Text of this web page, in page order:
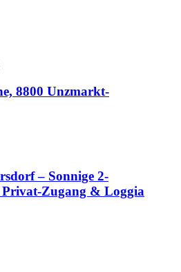
8800 Unzmarkt-
– Sonnige 2-
Zugang & Loggia